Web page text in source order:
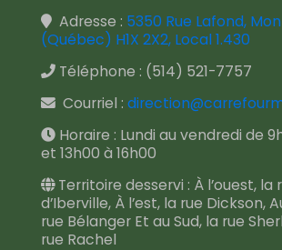
Adresse : 5350 Rue Lafond,
(Québec) H1X 2X2, Local 1.430
Téléphone : (514) 521-7757
Courriel :
Horaire : Lundi au vendredi de
et 13h00 à 16h00
Territoire desservi : À l’ouest, la
d’Iberville, À l’est, la rue Dickson,
rue Bélanger Et au Sud, la rue
rue Rachel